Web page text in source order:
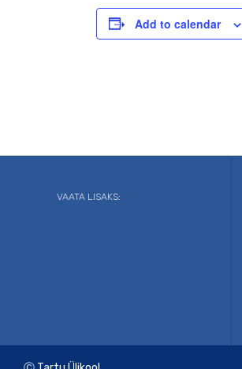
Add to calendar
VAATA LISAKS: